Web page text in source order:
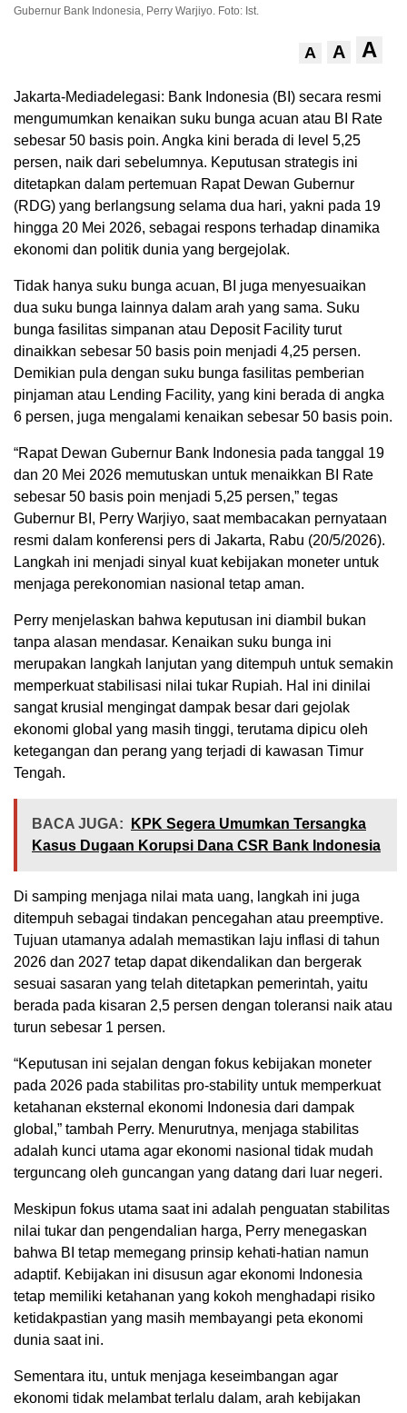
Gubernur Bank Indonesia, Perry Warjiyo. Foto: Ist.
A A A
Jakarta-Mediadelegasi: Bank Indonesia (BI) secara resmi
mengumumkan kenaikan suku bunga acuan atau BI Rate
sebesar 50 basis poin. Angka kini berada di level 5,25
persen, naik dari sebelumnya. Keputusan strategis ini
ditetapkan dalam pertemuan Rapat Dewan Gubernur
(RDG) yang berlangsung selama dua hari, yakni pada 19
hingga 20 Mei 2026, sebagai respons terhadap dinamika
ekonomi dan politik dunia yang bergejolak.
Tidak hanya suku bunga acuan, BI juga menyesuaikan
dua suku bunga lainnya dalam arah yang sama. Suku
bunga fasilitas simpanan atau Deposit Facility turut
dinaikkan sebesar 50 basis poin menjadi 4,25 persen.
Demikian pula dengan suku bunga fasilitas pemberian
pinjaman atau Lending Facility, yang kini berada di angka
6 persen, juga mengalami kenaikan sebesar 50 basis poin.
“Rapat Dewan Gubernur Bank Indonesia pada tanggal 19
dan 20 Mei 2026 memutuskan untuk menaikkan BI Rate
sebesar 50 basis poin menjadi 5,25 persen,” tegas
Gubernur BI, Perry Warjiyo, saat membacakan pernyataan
resmi dalam konferensi pers di Jakarta, Rabu (20/5/2026).
Langkah ini menjadi sinyal kuat kebijakan moneter untuk
menjaga perekonomian nasional tetap aman.
Perry menjelaskan bahwa keputusan ini diambil bukan
tanpa alasan mendasar. Kenaikan suku bunga ini
merupakan langkah lanjutan yang ditempuh untuk semakin
memperkuat stabilisasi nilai tukar Rupiah. Hal ini dinilai
sangat krusial mengingat dampak besar dari gejolak
ekonomi global yang masih tinggi, terutama dipicu oleh
ketegangan dan perang yang terjadi di kawasan Timur
Tengah.
BACA JUGA:
KPK Segera Umumkan Tersangka
Kasus Dugaan Korupsi Dana CSR Bank Indonesia
Di samping menjaga nilai mata uang, langkah ini juga
ditempuh sebagai tindakan pencegahan atau preemptive.
Tujuan utamanya adalah memastikan laju inflasi di tahun
2026 dan 2027 tetap dapat dikendalikan dan bergerak
sesuai sasaran yang telah ditetapkan pemerintah, yaitu
berada pada kisaran 2,5 persen dengan toleransi naik atau
turun sebesar 1 persen.
“Keputusan ini sejalan dengan fokus kebijakan moneter
pada 2026 pada stabilitas pro-stability untuk memperkuat
ketahanan eksternal ekonomi Indonesia dari dampak
global,” tambah Perry. Menurutnya, menjaga stabilitas
adalah kunci utama agar ekonomi nasional tidak mudah
terguncang oleh guncangan yang datang dari luar negeri.
Meskipun fokus utama saat ini adalah penguatan stabilitas
nilai tukar dan pengendalian harga, Perry menegaskan
bahwa BI tetap memegang prinsip kehati-hatian namun
adaptif. Kebijakan ini disusun agar ekonomi Indonesia
tetap memiliki ketahanan yang kokoh menghadapi risiko
ketidakpastian yang masih membayangi peta ekonomi
dunia saat ini.
Sementara itu, untuk menjaga keseimbangan agar
ekonomi tidak melambat terlalu dalam, arah kebijakan